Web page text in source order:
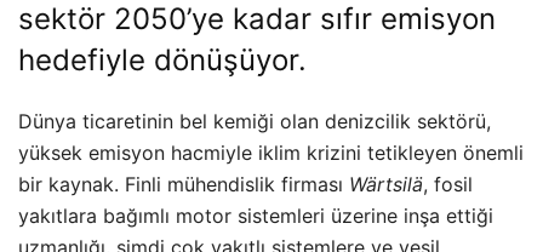
sektör 2050’ye kadar sıfır emisyon
hedefiyle dönüşüyor.
Dünya ticaretinin bel kemiği olan denizcilik sektörü,
yüksek emisyon hacmiyle iklim krizini tetikleyen önemli
bir kaynak. Finli mühendislik firması Wärtsilä, fosil
yakıtlara bağımlı motor sistemleri üzerine inşa ettiği
uzmanlığı, şimdi çok yakıtlı sistemlere ve yeşil